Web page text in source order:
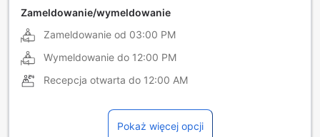
Zameldowanie/wymeldowanie
Zameldowanie od 03:00 PM
Wymeldowanie do 12:00 PM
Recepcja otwarta do 12:00 AM
Pokaż więcej opcji